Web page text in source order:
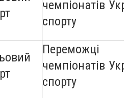
чемпіонатів
спорту
чемпіонатів
спорту